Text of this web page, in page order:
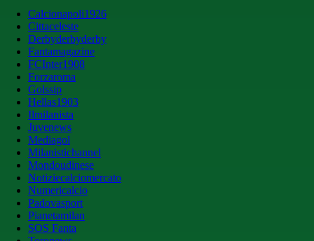
Calcionapoli1926
Cittaceleste
Derbyderbyderby
Fantamagazine
FCInter1908
Forzaroma
Golssip
Hellas1903
Ilmilanista
Juvenews
Mediagol
Milanistichannel
Mondoudinese
Notiziecalciomercato
Numericalcio
Padovasport
Pianetamilan
SOS Fanta